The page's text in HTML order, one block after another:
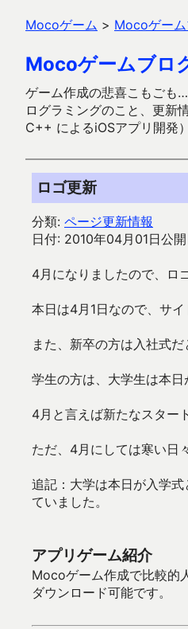
Mocoゲーム > Mocoゲー
Mocoゲームブロ
ゲーム作成の悲喜こもごも
ログラミングのこと、更
C++ によるiOSアプリ開発
ロゴ更新
分類: ページ更新情報
日付: 2010年04月01日公開
4月になりましたので、ロ
本日は4月1日なので、サ
また、新卒の方は入社式だ
学生の方は、大学生は本日
4月と言えば新たなスター
ただ、4月にしては寒い日
追記：大学は本日が入学
ていました。
アプリゲーム紹介
Mocoゲーム作成で比較的
ダウンロード可能です。